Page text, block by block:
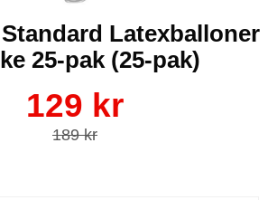
Latexballoner
25-pak (25-pak)
Store Standard Latexballoner Smoke
pris
129 kr
pris
189 kr
(Valg af en ny radioknap vil